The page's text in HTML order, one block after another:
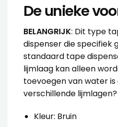
De unieke
BELANGRIJK: Dit type
dispenser die specifiek
standaard tape
lijmlaag kan alleen
toevoegen van water is
verschillende lijmlagen?
Kleur: Bruin